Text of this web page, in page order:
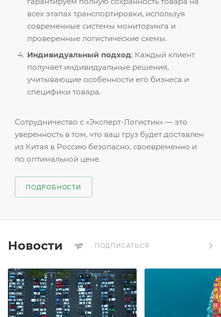
всех этапах транспортировки, используя
современные системы мониторинга и
проверенные логистические схемы.
Индивидуальный подход: Каждый клиент
получает индивидуальные решения,
учитывающие особенности его бизнеса и
специфики товара.
Сотрудничество с «Эксперт-Логистик» — это
уверенность в том, что ваш груз будет доставлен
из Китая в Россию безопасно, своевременно и
по оптимальной цене.
ПОДРОБНОСТИ
Новости ПОДПИСАТЬСЯ